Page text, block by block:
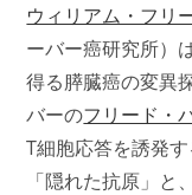
ウィリアム・フリ
ーバー癌研究所）
得る膵臓癌の変異
バーのフリード・
T細胞応答を誘発
「隠れた抗原」